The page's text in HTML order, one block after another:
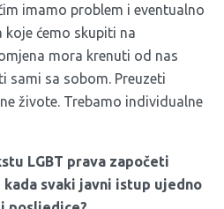
imamo problem i eventualno
ćemo skupiti na
mora krenuti od nas
sami sa sobom. Preuzeti
živote. Trebamo individualne
LGBT prava započeti
svaki javni istup ujedno